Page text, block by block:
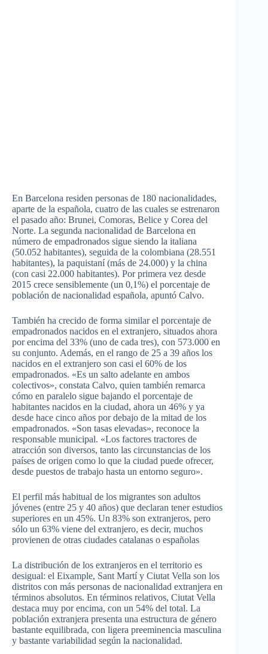
En Barcelona residen personas de 180 nacionalidades,
aparte de la española, cuatro de las cuales se estrenaron
el pasado año: Brunei, Comoras, Belice y Corea del
Norte. La segunda nacionalidad de Barcelona en
número de empadronados sigue siendo la italiana
(50.052 habitantes), seguida de la colombiana (28.551
habitantes), la paquistaní (más de 24.000) y la china
(con casi 22.000 habitantes). Por primera vez desde
2015 crece sensiblemente (un 0,1%) el porcentaje de
población de nacionalidad española, apuntó Calvo.
También ha crecido de forma similar el porcentaje de
empadronados nacidos en el extranjero, situados ahora
por encima del 33% (uno de cada tres), con 573.000 en
su conjunto. Además, en el rango de 25 a 39 años los
nacidos en el extranjero son casi el 60% de los
empadronados. «Es un salto adelante en ambos
colectivos», constata Calvo, quien también remarca
cómo en paralelo sigue bajando el porcentaje de
habitantes nacidos en la ciudad, ahora un 46% y ya
desde hace cinco años por debajo de la mitad de los
empadronados. «Son tasas elevadas», reconoce la
responsable municipal. «Los factores tractores de
atracción son diversos, tanto las circunstancias de los
países de origen como lo que la ciudad puede ofrecer,
desde puestos de trabajo hasta un entorno seguro».
El perfil más habitual de los migrantes son adultos
jóvenes (entre 25 y 40 años) que declaran tener estudios
superiores en un 45%. Un 83% son extranjeros, pero
sólo un 63% viene del extranjero, es decir, muchos
provienen de otras ciudades catalanas o españolas
La distribución de los extranjeros en el territorio es
desigual: el Eixample, Sant Martí y Ciutat Vella son los
distritos con más personas de nacionalidad extranjera en
términos absolutos. En términos relativos, Ciutat Vella
destaca muy por encima, con un 54% del total. La
población extranjera presenta una estructura de género
bastante equilibrada, con ligera preeminencia masculina
y bastante variabilidad según la nacionalidad.